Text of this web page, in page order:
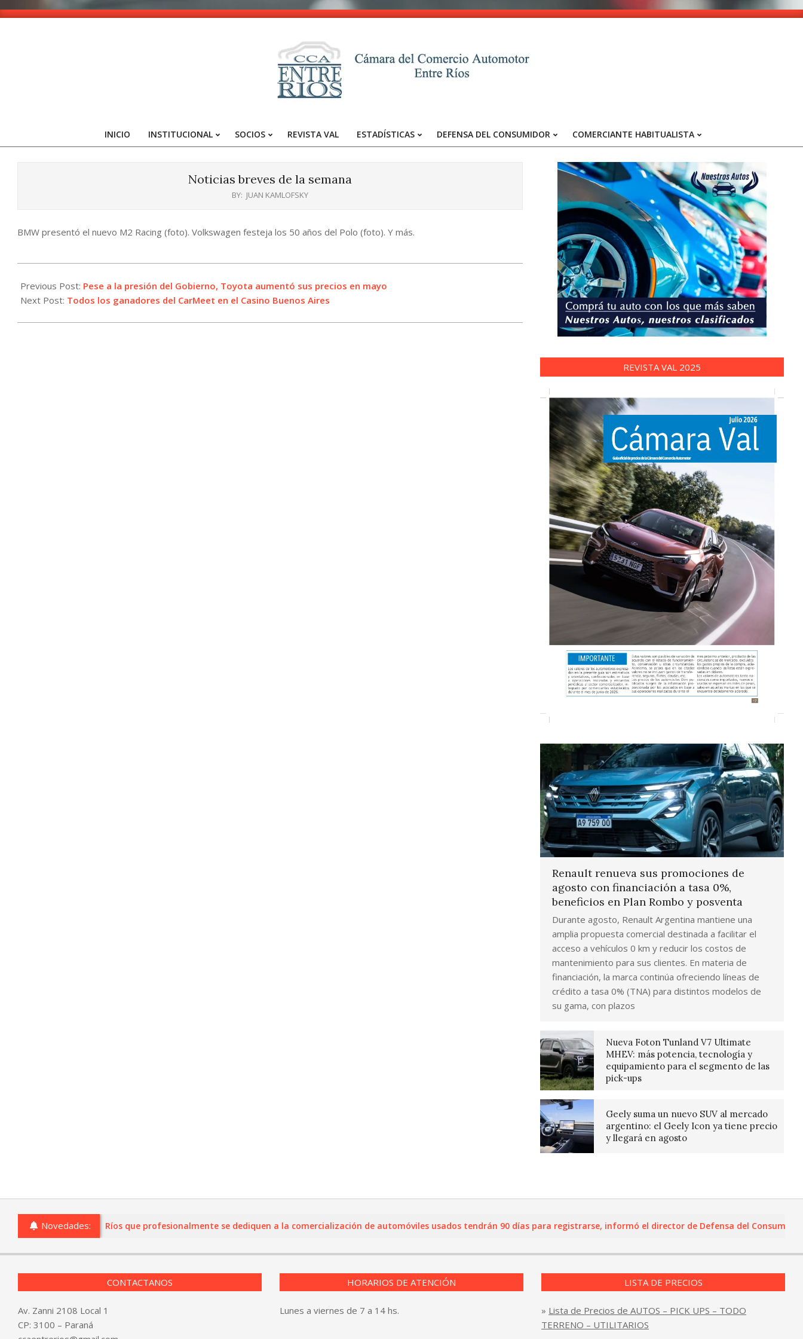
Skip
-
Entre
Primary
INICIO INSTITUCIONAL SOCIOS REVISTA VAL ESTADÍSTICAS DEFENSA DEL CONSUMIDOR COMERCIANTE HABITUALISTA
Noticias breves de la semana
BY: JUAN KAMLOFSKY
BMW presentó el nuevo M2 Racing (foto). Volkswagen festeja los 50 años del Polo (foto). Y más.
05-
02
Previous Post: Pese a la presión del Gobierno, Toyota aumentó sus precios en mayo
Next Post: Todos los ganadores del CarMeet en el Casino Buenos Aires
REVISTA VAL 2025
Renault renueva sus promociones de
agosto con financiación a tasa 0%,
beneficios en Plan Rombo y posventa
Durante agosto, Renault Argentina mantiene una
amplia propuesta comercial destinada a facilitar el
acceso a vehículos 0 km y reducir los costos de
mantenimiento para sus clientes. En materia de
financiación, la marca continúa ofreciendo líneas de
crédito a tasa 0% (TNA) para distintos modelos de
su gama, con plazos
Nueva Foton Tunland V7 Ultimate
MHEV: más potencia, tecnología y
equipamiento para el segmento de las
pick-ups
Geely suma un nuevo SUV al mercado
argentino: el Geely Icon ya tiene precio
y llegará en agosto
Novedades:
comercios de Entre Ríos que profesionalmente se dediquen a la comercialización de automóviles usados tendrán 90 días para registrarse, informó el director de Defensa del Consumidor y
CONTACTANOS
Av. Zanni 2108 Local 1
CP: 3100 – Paraná
HORARIOS DE ATENCIÓN
Lunes a viernes de 7 a 14 hs.
LISTA DE PRECIOS
» Lista de Precios de AUTOS – PICK UPS – TODO
TERRENO – UTILITARIOS